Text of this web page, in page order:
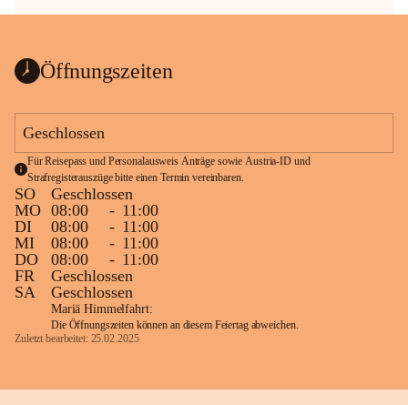
Öffnungszeiten
Geschlossen
Für Reisepass und Personalausweis Anträge sowie Austria-ID und
Strafregisterauszüge bitte einen Termin vereinbaren.
SO
Geschlossen
MO 08:00 - 11:00
DI
08:00 - 11:00
MI
08:00 - 11:00
DO
08:00 - 11:00
FR
Geschlossen
SA
Geschlossen
Mariä Himmelfahrt:
Die Öffnungszeiten können an diesem Feiertag abweichen.
Zuletzt bearbeitet: 25.02.2025